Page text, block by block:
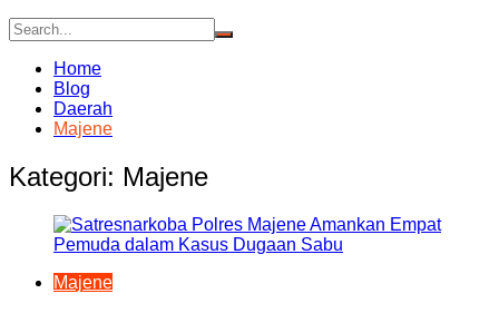
Home
Blog
Daerah
Majene
Kategori: Majene
Majene